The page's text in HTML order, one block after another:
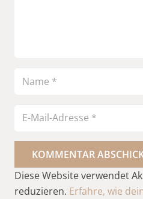
KOMMENTAR
Diese Website verwendet
reduzieren. Erfahre, wie